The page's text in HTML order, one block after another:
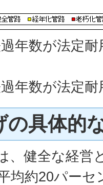
年数が法定
年数が法定
の具体的
、健全な経営
均約20パーセ